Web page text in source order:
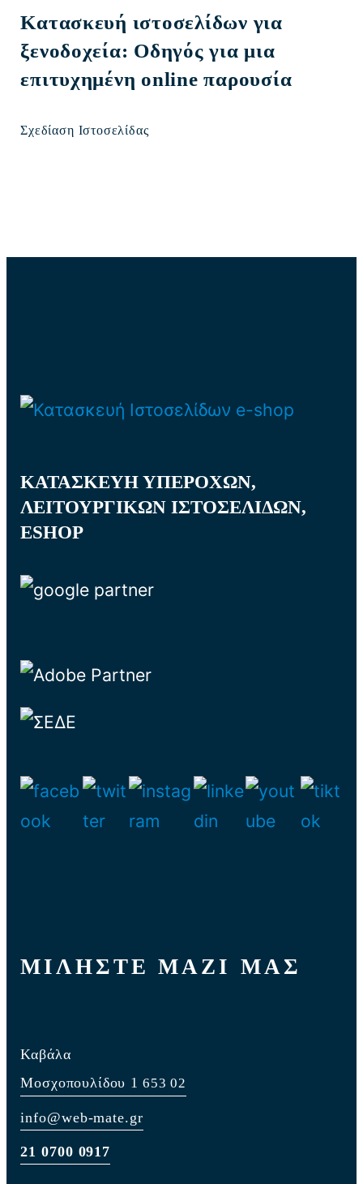
Κατασκευή ιστοσελίδων για
ξενοδοχεία: Οδηγός για μια
επιτυχημένη online παρουσία
Σχεδίαση Ιστοσελίδας
ΚΑΤΑΣΚΕΥΗ ΥΠΕΡΟΧΩΝ,
ΛΕΙΤΟΥΡΓΙΚΩΝ ΙΣΤΟΣΕΛΙΔΩΝ,
ESHOP
ΜΙΛΗΣΤΕ ΜΑΖΙ ΜΑΣ
Καβάλα
Μοσχοπουλίδου 1 653 02
info@web-mate.gr
21 0700 0917